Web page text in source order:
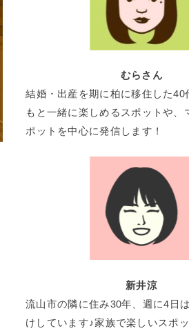
むらさん
結婚・出産を期に柏に移住した40
もと一緒に楽しめるスポットや、
ポットを中心に発信します！
新井涼
流山市の隣に住み30年、週に4日
けしています♪家族で楽しいスポ